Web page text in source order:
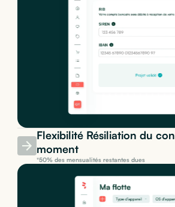
Flexibilité Résiliation du
moment
*50% des mensualités restantes dues